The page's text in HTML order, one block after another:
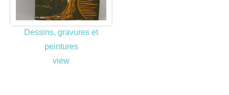
Dessins, gravures et
peintures
view